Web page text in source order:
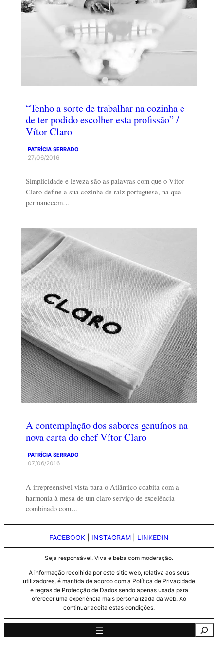
“Tenho a sorte de trabalhar na cozinha e
de ter podido escolher esta profissão” /
Vítor Claro
PATRÍCIA SERRADO
27/06/2016
Simplicidade e leveza são as palavras com que o Vítor
Claro define a sua cozinha de raiz portuguesa, na qual
permanecem…
A contemplação dos sabores genuínos na
nova carta do chef Vítor Claro
PATRÍCIA SERRADO
07/06/2016
A irrepreensível vista para o Atlântico coabita com a
harmonia à mesa de um claro serviço de excelência
combinado com…
FACEBOOK INSTAGRAM LINKEDIN
Seja responsável. Viva e beba com moderação.
A informação recolhida por este sitio web, relativa aos seus
utilizadores, é mantida de acordo com a Política de Privacidade
e regras de Protecção de Dados sendo apenas usada para
oferecer uma experiência mais personalizada da web. Ao
continuar aceita estas condições.